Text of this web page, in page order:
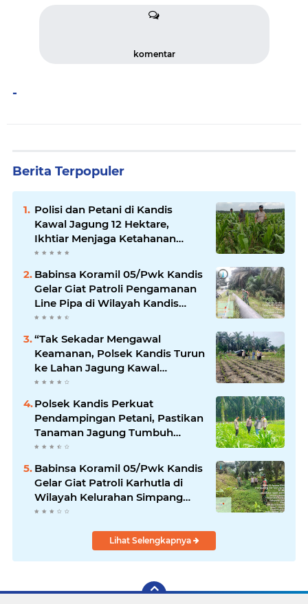
komentar
-
Berita Terpopuler
Polisi dan Petani di Kandis
Kawal Jagung 12 Hektare,
Ikhtiar Menjaga Ketahanan
Pangan
Babinsa Koramil 05/Pwk Kandis
Gelar Giat Patroli Pengamanan
Line Pipa di Wilayah Kandis
Kandis
“Tak Sekadar Mengawal
Keamanan, Polsek Kandis Turun
ke Lahan Jagung Kawal
Ketahanan Pangan
Polsek Kandis Perkuat
Pendampingan Petani, Pastikan
Tanaman Jagung Tumbuh
Optimal Dukung Swasembada
Pangan Nasional
Babinsa Koramil 05/Pwk Kandis
Gelar Giat Patroli Karhutla di
Wilayah Kelurahan Simpang
Belutu
Lihat Selengkapnya